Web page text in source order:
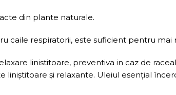
din plante naturale.
respiratorii, este suficient pentru mai
linistitoare, preventiva in caz de
și relaxante. Uleiul esențial